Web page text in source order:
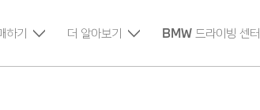
하기 더 알아보기 BMW 드라이빙 센터